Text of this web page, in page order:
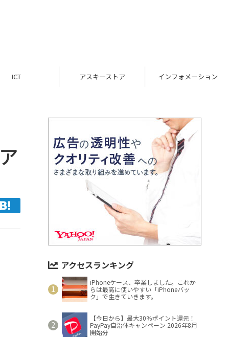
ICT アスキーストア インフォメーション
アクセスランキング
iPhoneケース、卒業しました。これか
らは最高に使いやすい「iPhoneバッ
ク」で生きていきます。
【今日から】最大30％ポイント還元！
PayPay自治体キャンペーン 2026年8月
開始分